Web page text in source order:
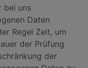
bei uns
Daten
Regel Zeit, um
der Prüfung
der